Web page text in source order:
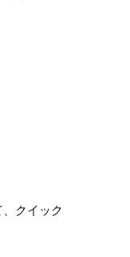
クイック